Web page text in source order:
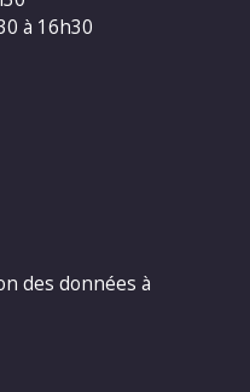
à 16h30
des données à